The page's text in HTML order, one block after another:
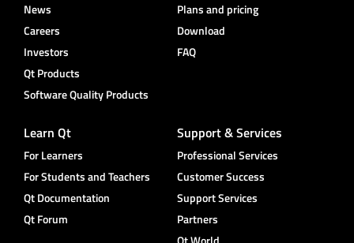
News
Careers
Investors
Qt Products
Software Quality Products
Plans and pricing
Download
FAQ
Learn Qt
For Learners
For Students and Teachers
Qt Documentation
Qt Forum
Support & Services
Professional Services
Customer Success
Support Services
Partners